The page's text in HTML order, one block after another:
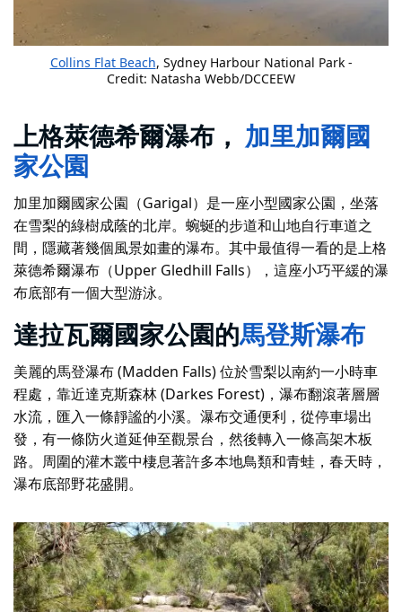
Collins Flat Beach, Sydney Harbour National Park -
Credit: Natasha Webb/DCCEEW
上格萊德希爾瀑布， 加里加爾國
家公園
加里加爾國家公園（Garigal）是一座小型國家公園，坐落
在雪梨的綠樹成蔭的北岸。蜿蜒的步道和山地自行車道之
間，隱藏著幾個風景如畫的瀑布。其中最值得一看的是上格
萊德希爾瀑布（Upper Gledhill Falls），這座小巧平緩的瀑
布底部有一個大型游泳。
達拉瓦爾國家公園的馬登斯瀑布
美麗的馬登瀑布 (Madden Falls) 位於雪梨以南約一小時車
程處，靠近達克斯森林 (Darkes Forest)，瀑布翻滾著層層
水流，匯入一條靜謐的小溪。瀑布交通便利，從停車場出
發，有一條防火道延伸至觀景台，然後轉入一條高架木板
路。周圍的灌木叢中棲息著許多本地鳥類和青蛙，春天時，
瀑布底部野花盛開。